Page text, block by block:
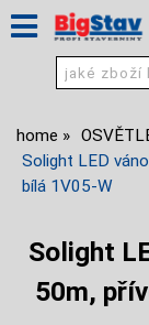
home
Solight LED
bílá 1V05-W
Solight
50m,